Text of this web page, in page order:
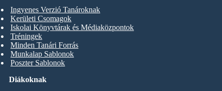
Diákoknak
Ingyenes Verzió Tanároknak
Kerületi Csomagok
Iskolai Könyvtárak és Médiaközpontok
Tréningek
Minden Tanári Forrás
Munkalap Sablonok
Poszter Sablonok